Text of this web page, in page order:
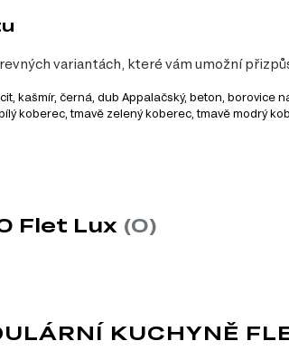
variantách, které vám umožní
kašmír, černá, dub Appalačský, beton, borovice
koberec, tmavě zelený koberec, tmavě modrý
dlouhou životnost a odolnost vůči
dodává skříňce moderní vzhled, ale také
prvků:
Flet Lux (0)
KUCHYNĚ